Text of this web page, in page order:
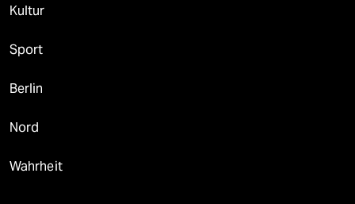
Kultur
Sport
Berlin
Nord
Wahrheit